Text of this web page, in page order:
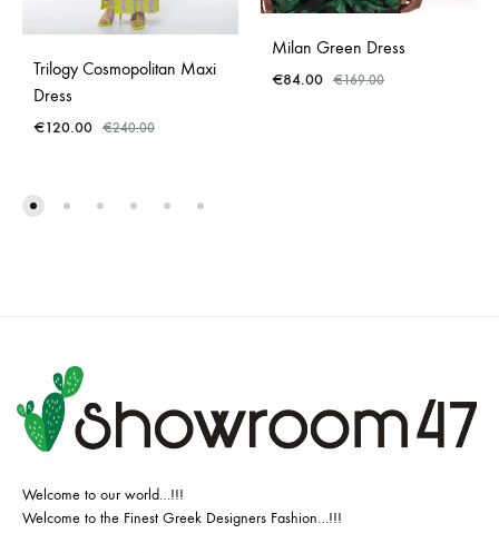
Trilogy Cosmopolitan Maxi
Dress
€120.00 €240.00
Milan Green Dress
€84.00 €169.00
Welcome to our world…!!!
Welcome to the Finest Greek Designers Fashion…!!!